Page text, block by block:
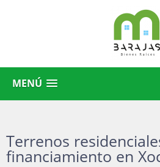
MENÚ
Terrenos
financiamiento en